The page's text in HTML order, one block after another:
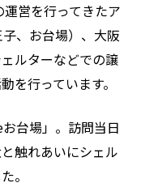
営を行ってきたア
、お台場）、大阪
ルターなどでの譲
を行っています。
台場」。訪問当日
触れあいにシェル
。